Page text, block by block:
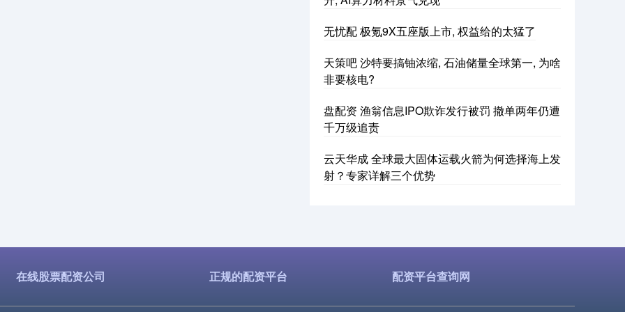
无忧配 极氪9X五座版上市, 权益给的太猛了
天策吧 沙特要搞铀浓缩, 石油储量全球第一, 为啥
非要核电?
盘配资 渔翁信息IPO欺诈发行被罚 撤单两年仍遭
千万级追责
云天华成 全球最大固体运载火箭为何选择海上发
射？专家详解三个优势
在线股票配资公司 正规的配资平台 配资平台查询网